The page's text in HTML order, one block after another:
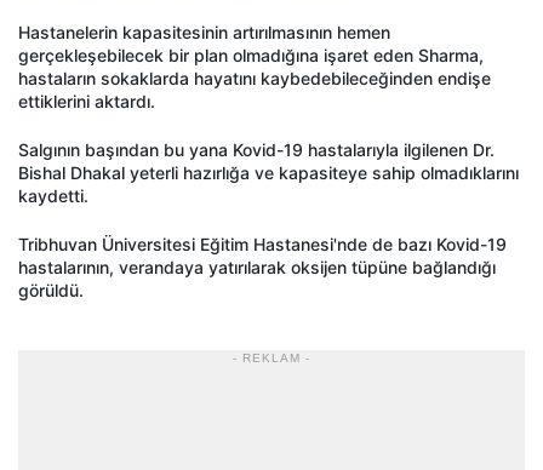
Hastanelerin kapasitesinin artırılmasının hemen
gerçekleşebilecek bir plan olmadığına işaret eden Sharma,
hastaların sokaklarda hayatını kaybedebileceğinden endişe
ettiklerini aktardı.
Salgının başından bu yana Kovid-19 hastalarıyla ilgilenen Dr.
Bishal Dhakal yeterli hazırlığa ve kapasiteye sahip olmadıklarını
kaydetti.
Tribhuvan Üniversitesi Eğitim Hastanesi'nde de bazı Kovid-19
hastalarının, verandaya yatırılarak oksijen tüpüne bağlandığı
görüldü.
- REKLAM -